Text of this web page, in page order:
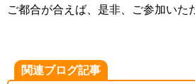
ご都合が合えば、是非、ご参加いた
関連ブログ記事